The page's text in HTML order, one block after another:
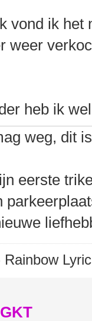
vond ik het
weer
heb ik
weg, dit
eerste